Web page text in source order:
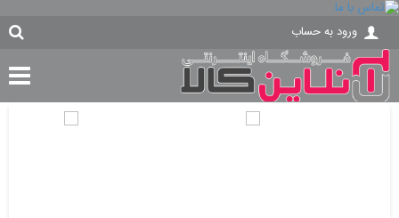
ورود به حساب